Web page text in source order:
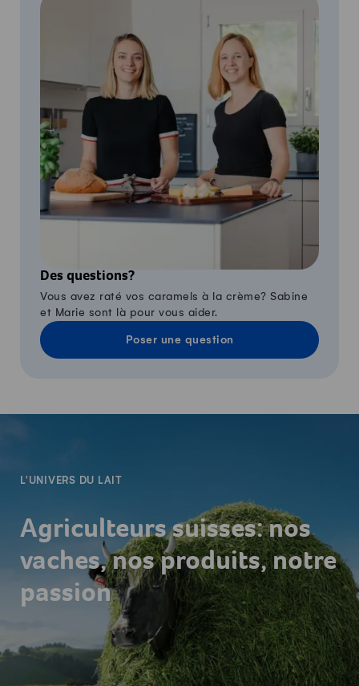
Des questions?
Vous avez raté vos caramels à la crème? Sabine
et Marie sont là pour vous aider.
Poser une question
L'UNIVERS DU LAIT
Agriculteurs suisses: nos
vaches, nos produits, notre
passion